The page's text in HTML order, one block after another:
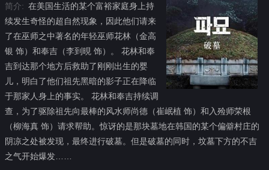
简介: 在美国生活的某个富裕家庭身上持
续发生奇怪的超自然现象，因此他们请来
了在巫师之中著名的年轻巫师花林（金高
银 饰）和奉吉（李到晛 饰）。 花林和奉
吉到达那个地方后救助了刚刚出生的婴
儿，明白了他们祖先黑暗的影子正在降临
于那家人身上的事实。 花林和奉吉持续调
查，为了驱除祖先向最棒的风水师尚德（崔岷植 饰）和入殓师荣根
（柳海真 饰）请求帮助。惊讶的是那块墓地在韩国的某个偏僻村庄的
阴凉之处被发现，最终进行破墓。但是破墓的同时，坟墓下方的不吉
之气开始爆发……